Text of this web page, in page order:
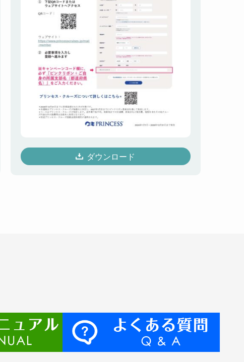
ダウンロード